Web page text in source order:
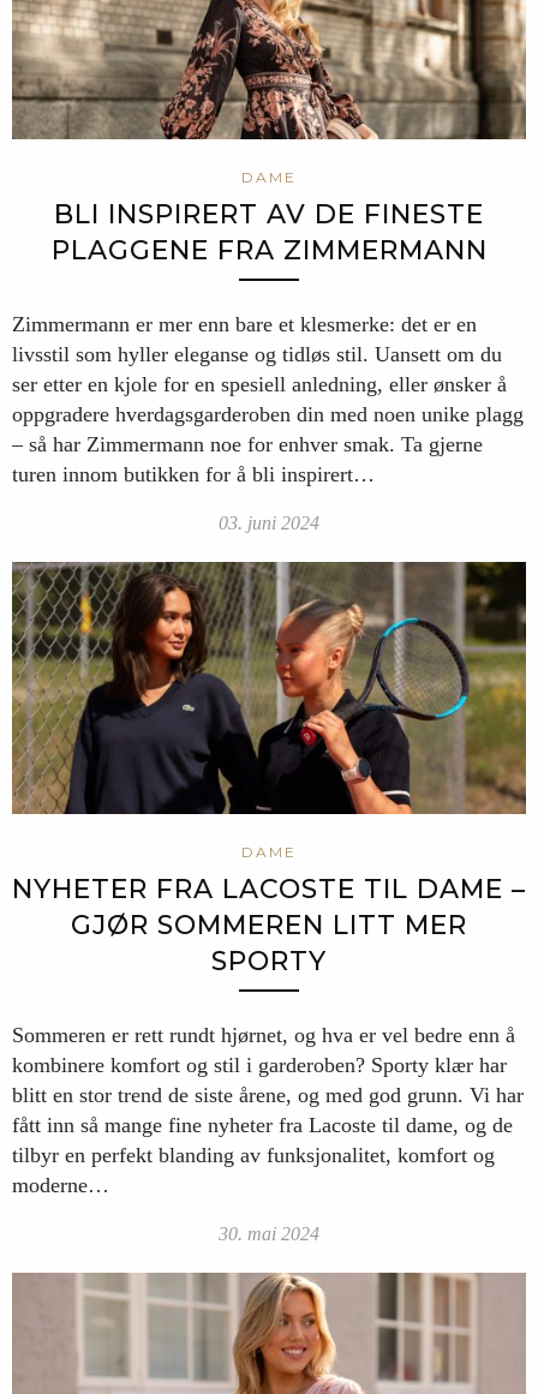
DAME
BLI INSPIRERT AV DE FINESTE
PLAGGENE FRA ZIMMERMANN
Zimmermann er mer enn bare et klesmerke: det er en
livsstil som hyller eleganse og tidløs stil. Uansett om du
ser etter en kjole for en spesiell anledning, eller ønsker å
oppgradere hverdagsgarderoben din med noen unike plagg
– så har Zimmermann noe for enhver smak. Ta gjerne
turen innom butikken for å bli inspirert…
03. juni 2024
DAME
NYHETER FRA LACOSTE TIL DAME –
GJØR SOMMEREN LITT MER
SPORTY
Sommeren er rett rundt hjørnet, og hva er vel bedre enn å
kombinere komfort og stil i garderoben? Sporty klær har
blitt en stor trend de siste årene, og med god grunn. Vi har
fått inn så mange fine nyheter fra Lacoste til dame, og de
tilbyr en perfekt blanding av funksjonalitet, komfort og
moderne…
30. mai 2024